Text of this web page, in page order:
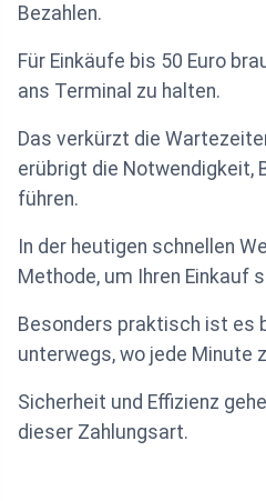
Bezahlen.
Für Einkäufe bis 50 Euro
ans Terminal zu halten.
Das verkürzt die
erübrigt die Notwendigkeit,
führen.
In der heutigen schnellen
Methode, um Ihren Einkauf
Besonders praktisch ist es
unterwegs, wo jede Minute
Sicherheit und Effizienz
dieser Zahlungsart.